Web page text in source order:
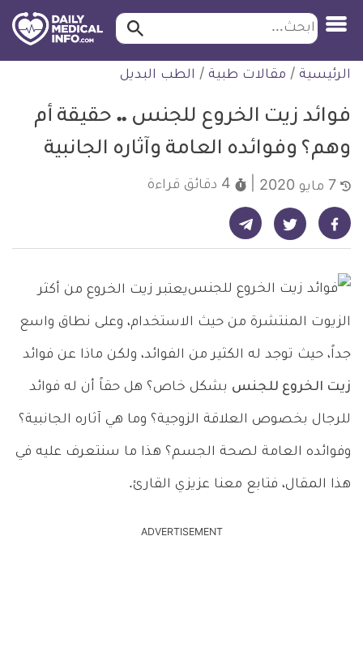
التخطي
للمحتوى
ابحث ابحث…
الرئيسية / مقالات طبية / الطب البديل
فوائد زيت الخروع للجنس .. حقيقة أم
وهم؟ وفوائده العامة وآثاره الجانبية
4 دقائق قراءة
شارك على فيسبوك - ديلي ميديكال انفو شارك على تويتر - ديلي ميديكال انفو شارك على تيليجرام - ديلي ميديكال انفو
يعتبر زيت الخروع من أكثر
الزيوت المنتشرة من حيث الاستخدام، وعلى نطاق واسع
جداً، حيث توجد له الكثير من الفوائد، ولكن ماذا عن فوائد
زيت الخروع للجنس بشكل خاص؟ هل حقاً أن له فوائد
للرجال بخصوص العلاقة الزوجية؟ وما هي آثاره الجانبية؟
وفوائده العامة لصحة الجسم؟ هذا ما سنتعرف عليه في
هذا المقال، فتابع معنا عزيزي القارئ.
ADVERTISEMENT